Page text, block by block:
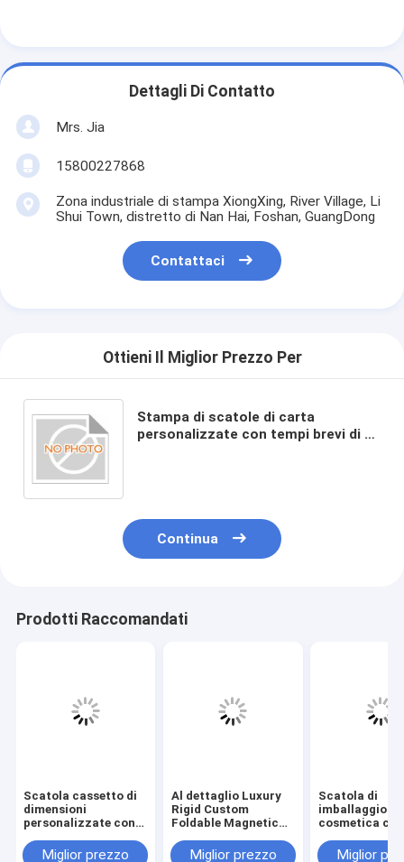
Dettagli Di Contatto
Mrs. Jia
15800227868
Zona industriale di stampa XiongXing, River Village, Li
Shui Town, distretto di Nan Hai, Foshan, GuangDong
Contattaci
Ottieni Il Miglior Prezzo Per
Stampa di scatole di carta
personalizzate con tempi brevi di 3-
Continua
Prodotti Raccomandati
Scatola cassetto di
dimensioni
personalizzate con
goffratura per
Miglior prezzo
Al dettaglio Luxury
Rigid Custom
Foldable Magnetic
giorni di tempo di
Miglior prezzo
Scatola di
imballaggio
cosmetica
dimensioni
Miglior